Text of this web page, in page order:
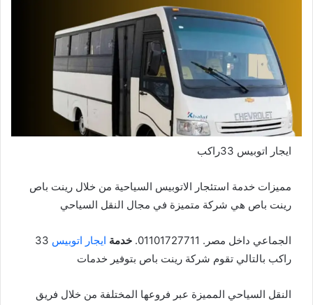
ايجار اتوبيس 33راكب
مميزات خدمة استئجار الاتوبيس السياحية من خلال رينت باص
رينت باص هي شركة متميزة في مجال النقل السياحي
الجماعي داخل مصر. 01101727711. خدمة ايجار اتوبيس 33
راكب بالتالي تقوم شركة رينت باص بتوفير خدمات
النقل السياحي المميزة عبر فروعها المختلفة من خلال فريق